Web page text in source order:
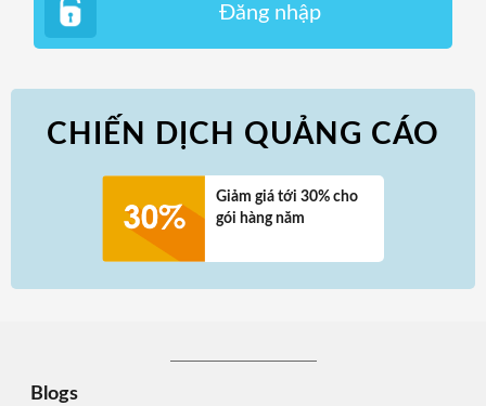
Đăng nhập
CHIẾN DỊCH QUẢNG CÁO
Giảm giá tới 30% cho
gói hàng năm
Blogs